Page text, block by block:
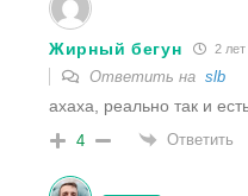
Жирный бегун 2
Ответить на slb
ахаха, реально так и
4 Ответить